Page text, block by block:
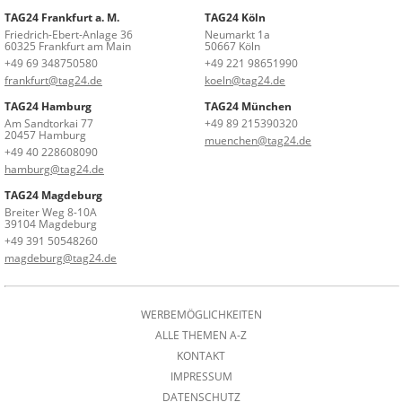
TAG24 Frankfurt a. M.
Friedrich-Ebert-Anlage 36
60325 Frankfurt am Main
+49 69 348750580
frankfurt@tag24.de
TAG24 Köln
Neumarkt 1a
50667 Köln
+49 221 98651990
koeln@tag24.de
TAG24 Hamburg
Am Sandtorkai 77
20457 Hamburg
+49 40 228608090
hamburg@tag24.de
TAG24 München
+49 89 215390320
muenchen@tag24.de
TAG24 Magdeburg
Breiter Weg 8-10A
39104 Magdeburg
+49 391 50548260
magdeburg@tag24.de
WERBEMÖGLICHKEITEN
ALLE THEMEN A-Z
KONTAKT
IMPRESSUM
DATENSCHUTZ